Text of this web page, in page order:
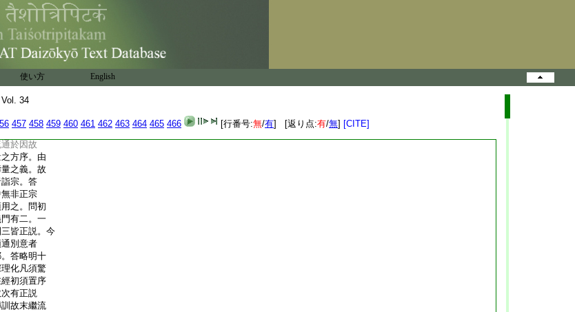
使い方 English
34
457 458 459 460 461 462 463 464 465 466 [行番号:無/有] [返り点:有/無] [CITE]
。從初品竟
次從涌出品
中各開序
此經凡
安樂行品十
從涌出品
開近顯
竟經是
分。然見
必須兩
於因故
方序。由
之義。故
宗。答
非正宗
之。問初
有二。一
皆正説。今
別意者
答略明十
化凡須驚
初須置序
有正説
故末繼流